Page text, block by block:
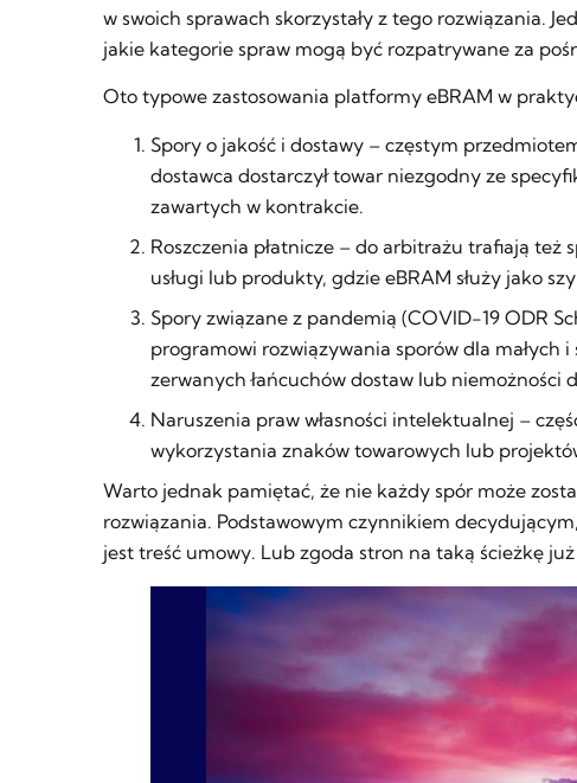
w swoich sprawach skorzystały z tego rozwiązania.
jakie kategorie spraw mogą być rozpatrywane za
Oto typowe zastosowania platformy eBRAM w
Spory o jakość i dostawy – częstym
dostawca dostarczył towar niezgodny ze
zawartych w kontrakcie.
Roszczenia płatnicze – do arbitrażu trafiają też
usługi lub produkty, gdzie eBRAM służy jako
Spory związane z pandemią (COVID-19 ODR
programowi rozwiązywania sporów dla małych
zerwanych łańcuchów dostaw lub
Naruszenia praw własności intelektualnej –
wykorzystania znaków towarowych lub
Warto jednak pamiętać, że nie każdy spór może
rozwiązania. Podstawowym czynnikiem
jest treść umowy. Lub zgoda stron na taką ścieżkę